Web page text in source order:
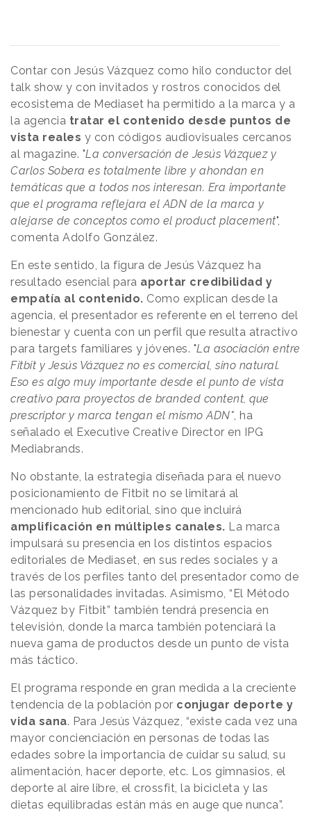
Contar con Jesús Vázquez como hilo conductor del
talk show y con invitados y rostros conocidos del
ecosistema de Mediaset ha permitido a la marca y a
la agencia tratar el contenido desde puntos de
vista reales y con códigos audiovisuales cercanos
al magazine. "La conversación de Jesús Vázquez y
Carlos Sobera es totalmente libre y ahondan en
temáticas que a todos nos interesan. Era importante
que el programa reflejara el ADN de la marca y
alejarse de conceptos como el product placement",
comenta Adolfo González.
En este sentido, la figura de Jesús Vázquez ha
resultado esencial para aportar credibilidad y
empatía al contenido. Como explican desde la
agencia, el presentador es referente en el terreno del
bienestar y cuenta con un perfil que resulta atractivo
para targets familiares y jóvenes. "La asociación entre
Fitbit y Jesús Vázquez no es comercial, sino natural.
Eso es algo muy importante desde el punto de vista
creativo para proyectos de branded content, que
prescriptor y marca tengan el mismo ADN" , ha
señalado el Executive Creative Director en IPG
Mediabrands.
No obstante, la estrategia diseñada para el nuevo
posicionamiento de Fitbit no se limitará al
mencionado hub editorial, sino que incluirá
amplificación en múltiples canales. La marca
impulsará su presencia en los distintos espacios
editoriales de Mediaset, en sus redes sociales y a
través de los perfiles tanto del presentador como de
las personalidades invitadas. Asimismo, “El Método
Vázquez by Fitbit” también tendrá presencia en
televisión, donde la marca también potenciará la
nueva gama de productos desde un punto de vista
más táctico.
El programa responde en gran medida a la creciente
tendencia de la población por conjugar deporte y
vida sana. Para Jesús Vázquez, “existe cada vez una
mayor concienciación en personas de todas las
edades sobre la importancia de cuidar su salud, su
alimentación, hacer deporte, etc. Los gimnasios, el
deporte al aire libre, el crossfit, la bicicleta y las
dietas equilibradas están más en auge que nunca”.